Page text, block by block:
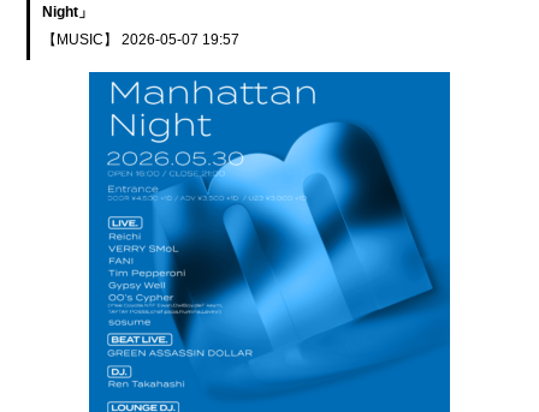
Night」
【MUSIC】
2026-05-07 19:57